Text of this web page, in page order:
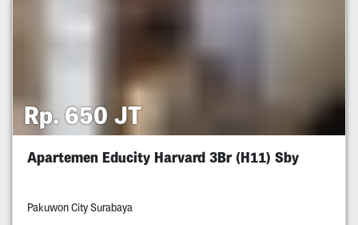
Rp. 650 JT
Apartemen Educity Harvard 3Br (H11) Sby
Pakuwon City Surabaya